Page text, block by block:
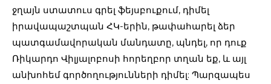
ջղայն ստատուս գրել ֆեյսբուքում, դիմել
իրավապաշտպան ՀԿ-երին, թափահարել ձեր
պատգամավորական մանդատը, պնդել, որ դուք
Ռիկարդո Վիլյալոբոսի հորեղբոր տղան եք, և այլ
անխոհեմ գործողությունների դիմել: Պարզապես